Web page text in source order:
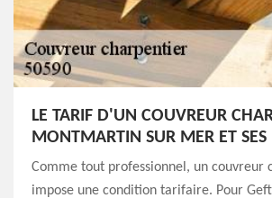
LE TARIF D'UN COUVREUR
MONTMARTIN SUR MER ET SES
Comme tout professionnel, un couvreur
impose une condition tarifaire. Pour